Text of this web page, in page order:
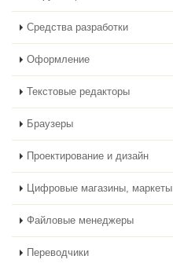
Средства разработки
Оформление
Текстовые редакторы
Браузеры
Проектирование и дизайн
Цифровые магазины, маркеты
Файловые менеджеры
Переводчики